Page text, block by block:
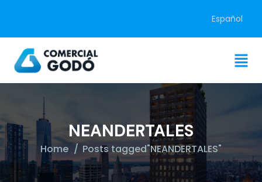
Español
NEANDERTALES
Home Posts tagged"NEANDERTALES"